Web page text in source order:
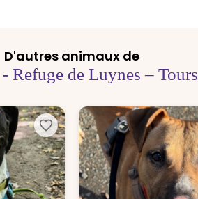
D'autres animaux de
Refuge de Luynes – Tours